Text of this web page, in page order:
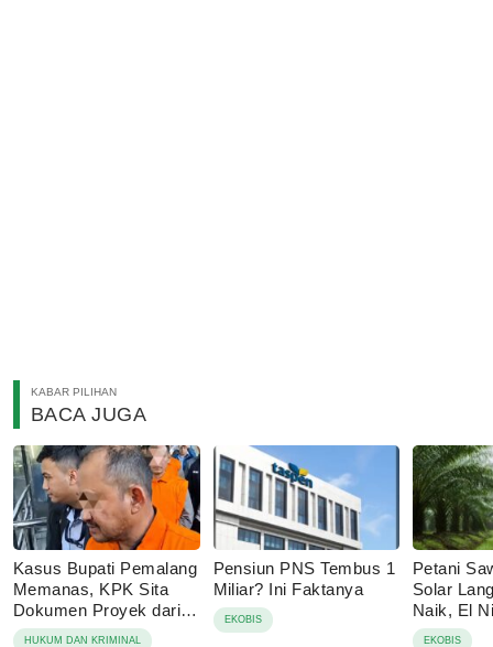
KABAR PILIHAN
BACA JUGA
Kasus Bupati Pemalang
Memanas, KPK Sita
Dokumen Proyek dari
15 Lokasi
HUKUM DAN KRIMINAL
Pensiun PNS Tembus 1
Miliar? Ini Faktanya
EKOBIS
Petani
Solar
Naik, El
EKOBIS